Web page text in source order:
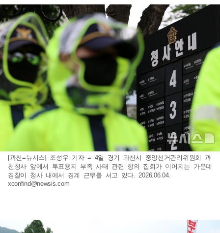
[과천=뉴시스] 조성우 기자 = 4일 경기 과천시 중앙선거관리위원회 과
천청사 앞에서 투표용지 부족 사태 관련 항의 집회가 이어지는 가운데
경찰이 청사 내에서 경계 근무를 서고 있다. 2026.06.04.
xconfind@newsis.com